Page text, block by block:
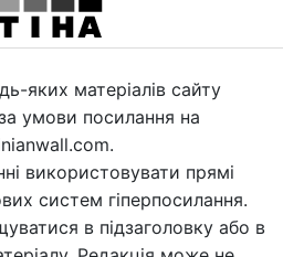
яких матеріалів сайту
умови посилання на
використовувати прямі
систем гіперпосилання.
в підзаголовку або в